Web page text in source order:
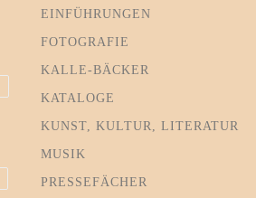
EINFÜHRUNGEN
FOTOGRAFIE
KALLE-BÄCKER
KATALOGE
KUNST, KULTUR, LITERATUR
MUSIK
PRESSEFÄCHER